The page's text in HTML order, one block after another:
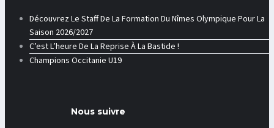
Découvrez Le Staff De La Formation Du Nîmes Olympique Pour La
Saison 2026/2027
C’est L’heure De La Reprise À La Bastide !
Champions Occitanie U19
Nous suivre